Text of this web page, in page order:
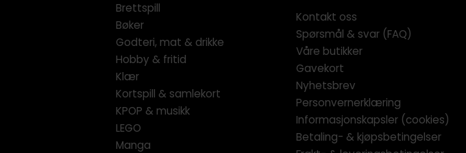
Brettspill
Bøker
Godteri, mat & drikke
Hobby & fritid
Klær
Kortspill & samlekort
KPOP & musikk
LEGO
Manga
Kontakt oss
Spørsmål & svar (FAQ)
Våre butikker
Gavekort
Nyhetsbrev
Personvernerklæring
Informasjonskapsler (cookies)
Betaling- & kjøpsbetingelser